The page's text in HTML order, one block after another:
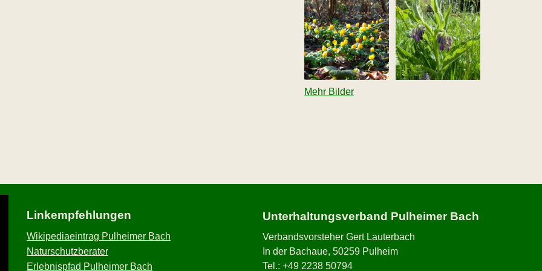
Mehr Bilder
Linkempfehlungen
Wikipediaeintrag Pulheimer Bach
Naturschutzberater
Erlebnispfad Pulheimer Bach
Unterhaltungsverband Pulheimer Bach
Verbandsvorsteher Gert Lauterbach
In der Bachaue, 50259 Pulheim
Tel.: +49 2238 50794